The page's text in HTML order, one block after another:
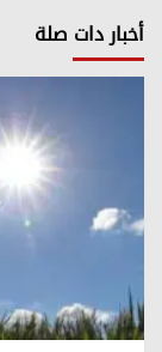
أخبار دات صلة